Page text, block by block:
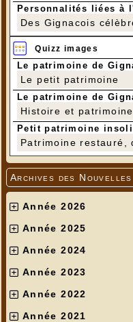
Personnalités liées à
Des Gignacois
Quizz images
Le patrimoine de
Le petit patrimoine
Le patrimoine de
Histoire et patrimoine
Petit patrimoine
Patrimoine restauré,
Archives des Nouvelles
Année 2026
Année 2025
Année 2024
Année 2023
Année 2022
Année 2021